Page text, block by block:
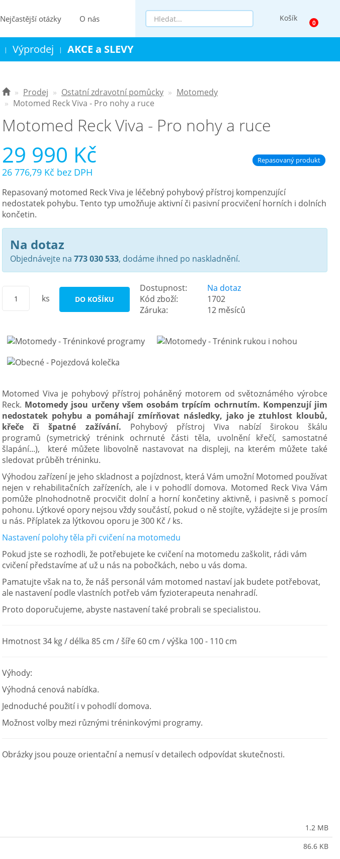
Nejčastější otázky O nás Košík
| Výprodej | AKCE a SLEVY
Prodej Ostatní zdravotní pomůcky
Motomedy
Motomed Reck Viva - Pro nohy a ruce
Motomed Reck Viva - Pro nohy a ruce
29 990 Kč
26 776,79 Kč bez DPH
Repasovaný produkt
Repasovaný motomed Reck Viva je léčebný pohybový přístroj kompenzující
nedostatek pohybu. Tento typ umožňuje aktivní či pasivní procvičení horních i dolních
končetin.
Na dotaz
Objednávejte na 773 030 533, dodáme ihned po naskladnění.
ks DO KOŠÍKU
Dostupnost:
Na dotaz
Kód zboží:
1702
Záruka:
12 měsíců
Motomed Viva je pohybový přístroj poháněný motorem od světoznámého výrobce
Reck. Motomedy jsou určeny všem osobám trpícím ochrnutím. Kompenzují jim
nedostatek pohybu a pomáhají zmírňovat následky, jako je ztuhlost kloubů,
křeče či špatné zažívání. Pohybový přístroj Viva nabízí širokou škálu
programů
(symetrický trénink ochrnuté části těla, uvolnění křečí, samostatné
šlapání...), které můžete libovolně nastavovat na displeji, na kterém můžete také
sledovat průběh tréninku.
Výhodou zařízení je jeho skladnost a pojízdnost, která Vám umožní Motomed používat
nejen v rehabilitačních zařízeních, ale i v pohodlí domova. Motomed Reck Viva Vám
pomůže plnohodnotně procvičit dolní a horní končetiny aktivně, i pasivně s pomocí
pohonu. Lýtkové opory nejsou vždy součástí, pokud o ně stojíte, vyžádejte si je prosím
u nás. Příplatek za lýtkovou oporu je 300 Kč / ks.
Nastavení polohy těla při cvičení na motomedu
Pokud jste se rozhodli, že potřebujete ke cvičení na motomedu zaškolit, rádi vám
cvičení představíme ať už u nás na pobočkách, nebo u vás doma.
Pamatujte však na to, že náš personál vám motomed nastaví jak budete potřebovat,
ale nastavení podle vlastních potřeb vám fyzioterapeuta nenahradí.
Proto doporučujeme, abyste nastavení také probrali se specialistou.
Hmotnost 34 kg / délka 85 cm / šíře 60 cm / výška 100 - 110 cm
Výhody:
Výhodná cenová nabídka.
Jednoduché použití i v pohodlí domova.
Možnost volby mezi různými tréninkovými programy.
Obrázky jsou pouze orientační a nemusí v detailech odpovídat skutečnosti.
1.2 MB
86.6 KB